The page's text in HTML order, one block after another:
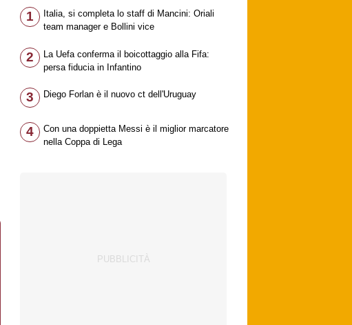
1
Italia, si completa lo staff di Mancini: Oriali
team manager e Bollini vice
2
La Uefa conferma il boicottaggio alla Fifa:
persa fiducia in Infantino
3 Diego Forlan è il nuovo ct dell'Uruguay
4
Con una doppietta Messi è il miglior marcatore
nella Coppa di Lega